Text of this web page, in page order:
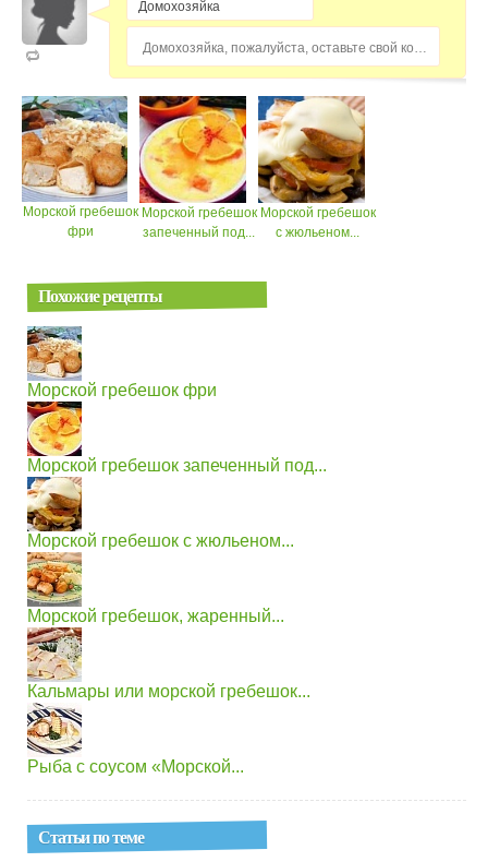
Домохозяйка, пожалуйста, оставьте свой комментарий...
Морской гребешок
фри
Морской гребешок
запеченный под...
Морской гребешок
с жюльеном...
Похожие рецепты
Морской гребешок фри
Морской гребешок запеченный под...
Морской гребешок с жюльеном...
Морской гребешок, жаренный...
Кальмары или морской гребешок...
Рыба с соусом «Морской...
Статьи по теме